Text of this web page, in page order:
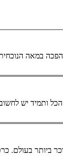
במאה
ביותר בעולם.